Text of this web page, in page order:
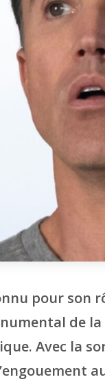
pour son
de
Avec la